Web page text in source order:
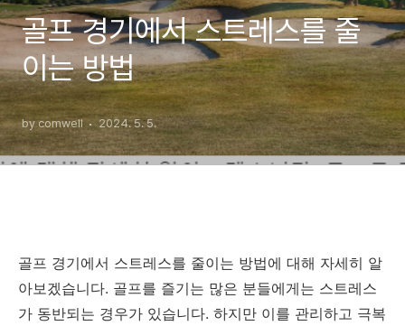
골프 경기에서 스트레스를 줄
이는 방법
by comwell 2024. 5. 5.
골프 경기에서 스트레스를 줄이는 방법에 대해 자세히 알
아보겠습니다. 골프를 즐기는 많은 분들에게는 스트레스
가 동반되는 경우가 있습니다. 하지만 이를 관리하고 극복